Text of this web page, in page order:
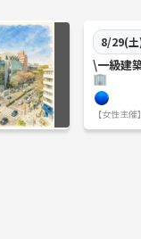
8/29(
\一級建
🏢
【女性主